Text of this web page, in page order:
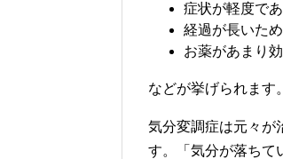
症状が軽度で
経過が長いた
お薬があまり
などが挙げられます。
気分変調症は元々が
す。「気分が落ちて